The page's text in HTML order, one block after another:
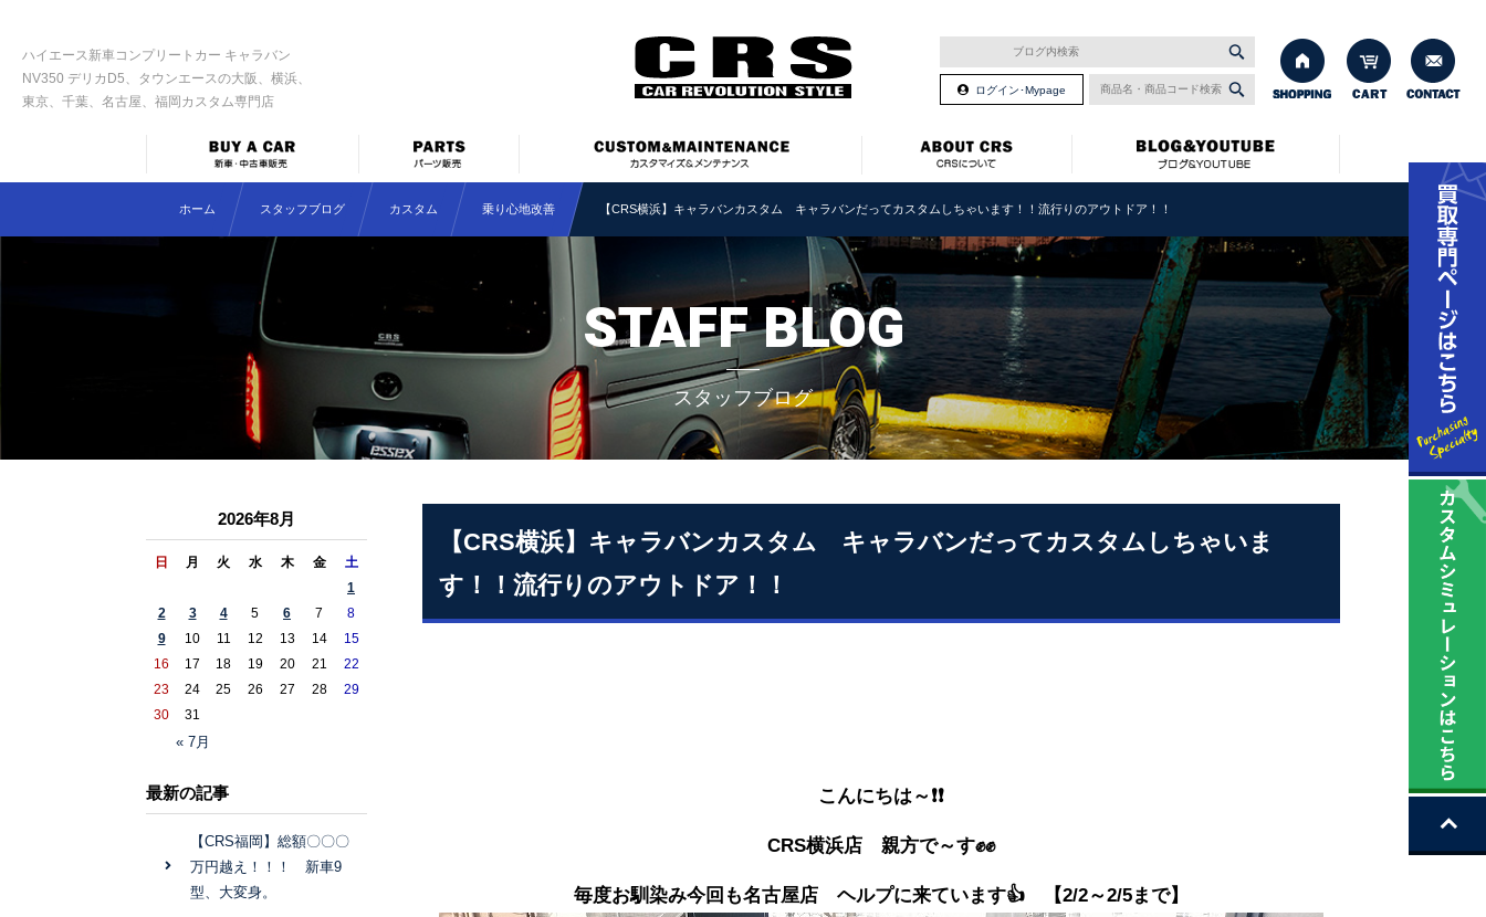
ハイエース新車コンプリートカー キャラバン
NV350 デリカD5、タウンエースの大阪、横浜、
東京、千葉、名古屋、福岡カスタム専門店
ログイン･Mypage
ホーム スタッフブログ カスタム 乗り心地改善 【CRS横浜】キャラバンカスタム キャラバンだってカスタムしちゃいます！！流行りのアウトドア！！
STAFF BLOG
スタッフブログ
【CRS横浜】キャラバンカスタム キャラバンだってカスタムしちゃいま
す！！流行りのアウトドア！！
こんにちは～❗❗
CRS横浜店 親方で～す✊✊
毎度お馴染み今回も名古屋店 ヘルプに来ています👍 【2/2～2/5まで】
2026年8月
日 月 火 水 木 金 土
« 7月
1
2
3 4 5 6 7
8
9
10 11 12 13 14
15
16
17 18 19 20 21
22
23
24 25 26 27 28
29
30
31
最新の記事
【CRS福岡】総額〇〇〇
万円越え！！！ 新車9
型、大変身。